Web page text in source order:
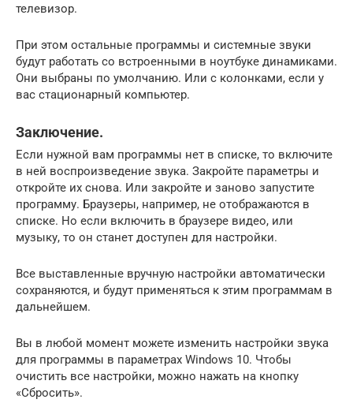
телевизор.
При этом остальные программы и системные звуки
будут работать со встроенными в ноутбуке динамиками.
Они выбраны по умолчанию. Или с колонками, если у
вас стационарный компьютер.
Заключение.
Если нужной вам программы нет в списке, то включите
в ней воспроизведение звука. Закройте параметры и
откройте их снова. Или закройте и заново запустите
программу. Браузеры, например, не отображаются в
списке. Но если включить в браузере видео, или
музыку, то он станет доступен для настройки.
Все выставленные вручную настройки автоматически
сохраняются, и будут применяться к этим программам в
дальнейшем.
Вы в любой момент можете изменить настройки звука
для программы в параметрах Windows 10. Чтобы
очистить все настройки, можно нажать на кнопку
«Сбросить».